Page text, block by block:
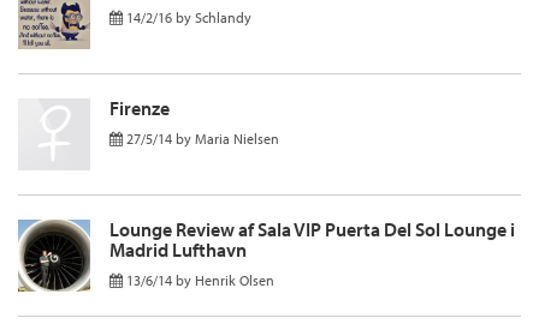
14/2/16 by Schlandy
Firenze
27/5/14 by Maria Nielsen
Lounge Review af Sala VIP Puerta Del Sol Lounge i
Madrid Lufthavn
13/6/14 by Henrik Olsen